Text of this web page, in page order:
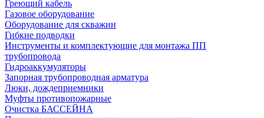
Греющий кабель
Газовое оборудование
Оборудование для скважин
Гибкие подводки
Инструменты и комплектующие для монтажа ПП
трубопровода
Гидроаккумуляторы
Запорная трубопроводная арматура
Люки, дождеприемники
Муфты противопожарные
Очистка БАССЕЙНА